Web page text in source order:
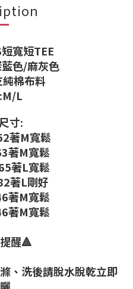
寬短TEE
色/麻灰色
棉布料
L
寸:
著M寬鬆
著M寬鬆
著L寬鬆
著L剛好
著M寬鬆
著M寬鬆
醒🔺
、洗後請脫水脫乾立即